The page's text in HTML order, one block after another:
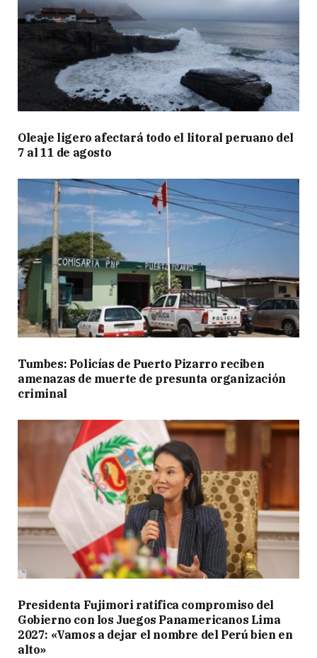
Oleaje ligero afectará todo el litoral peruano del
7 al 11 de agosto
Tumbes: Policías de Puerto Pizarro reciben
amenazas de muerte de presunta organización
criminal
Presidenta Fujimori ratifica compromiso del
Gobierno con los Juegos Panamericanos Lima
2027: «Vamos a dejar el nombre del Perú bien en
alto»